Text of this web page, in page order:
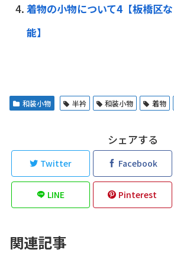
着物の小物について4【板橋区
能】
和装小物 半衿 和装小物 着物
シェアする
Twitter Facebook
LINE Pinterest
関連記事